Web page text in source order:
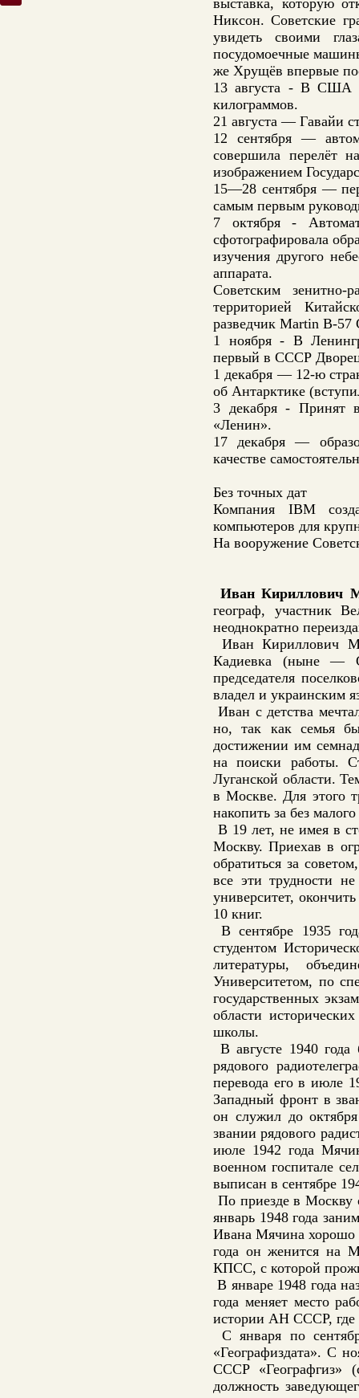
выставка, которую
Никсон. Советские
увидеть своими
посудомоечные
же Хрущёв впервые
13 августа - В США
килограммов.
21 августа — Гавайи
12 сентября —
совершила перелёт
изображением
15—28 сентября —
самым первым
7 октября -
сфотографировала
изучения другого
аппарата.
Советским
территорией
разведчик Martin B-
1 ноября - В
первый в СССР Дворец
1 декабря — 12-ю
об Антарктике
3 декабря - Принят
«Ленин».
17 декабря —
качестве
Без точных дат
Компания IBM
компьютеров для
На вооружение
Иван Кириллович
географ, участник
неоднократно
Иван Кириллович
Кадиевка (ныне —
председателя
владел и украинским
Иван с детства
но, так как семья
достижении им
на поиски работы.
Луганской области.
в Москве. Для этого
накопить за без
В 19 лет, не имея в
Москву. Приехав в
обратиться за
все эти трудности
университет,
10 книг.
В сентябре 1935
студентом
литературы,
Университетом, по
государственных
области
школы.
В августе 1940
рядового
перевода его в июле
Западный фронт в
он служил до
звании рядового
июле 1942 года
военном госпитале
выписан в сентябре
По приезде в Москву
январь 1948 года
Ивана Мячина хорошо
года он женится на
КПСС, с которой
В январе 1948 года
года меняет место
истории АН СССР, где
С января по
«Географиздата». С
СССР «Географгиз»
должность